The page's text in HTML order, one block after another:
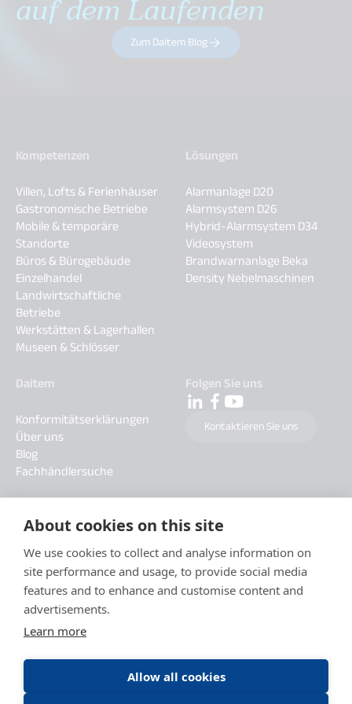
About cookies on this site
We use cookies to collect and analyse information on
site performance and usage, to provide social media
features and to enhance and customise content and
advertisements.
Learn more
Allow all cookies
auf dem Laufenden
Zum Daitem Blog
Kompetenzen
Villen, Lofts & Ferienhäuser
Gastronomische Betriebe
Mobile & temporäre
Standorte
Büros & Bürogebäude
Einzelhandel
Landwirtschaftliche
Betriebe
Werkstätten & Lagerhallen
Museen & Schlösser
Lösungen
Alarmanlage D20
Alarmsystem D26
Hybrid-Alarmsystem D34
Videosystem
Brandwarnanlage Beka
Density Nebelmaschinen
Daitem
Konformitätserklärungen
Über uns
Blog
Fachhändlersuche
Folgen Sie uns
Kontaktieren Sie uns